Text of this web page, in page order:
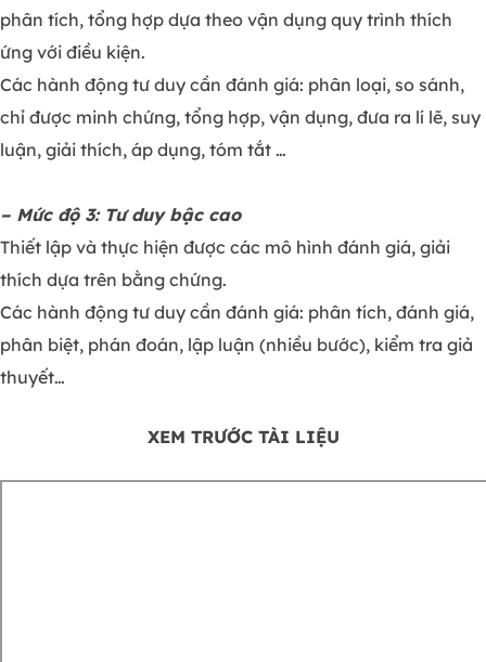
phân tích, tổng hợp dựa theo vận dụng quy trình thích
ứng với điều kiện.
Các hành động tư duy cần đánh giá: phân loại, so sánh,
chỉ được minh chứng, tổng hợp, vận dụng, đưa ra lí lẽ, suy
luận, giải thích, áp dụng, tóm tắt …
– Mức độ 3: Tư duy bậc cao
Thiết lập và thực hiện được các mô hình đánh giá, giải
thích dựa trên bằng chứng.
Các hành động tư duy cần đánh giá: phân tích, đánh giá,
phân biệt, phán đoán, lập luận (nhiều bước), kiểm tra giả
thuyết…
XEM TRƯỚC TÀI LIỆU